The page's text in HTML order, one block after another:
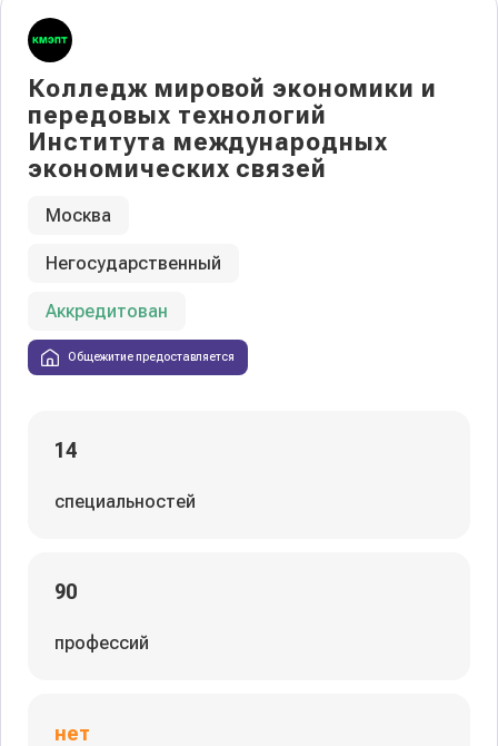
Колледж мировой экономики и
передовых технологий
Института международных
экономических связей
Москва
Негосударственный
Аккредитован
Общежитие предоставляется
14
специальностей
90
профессий
нет